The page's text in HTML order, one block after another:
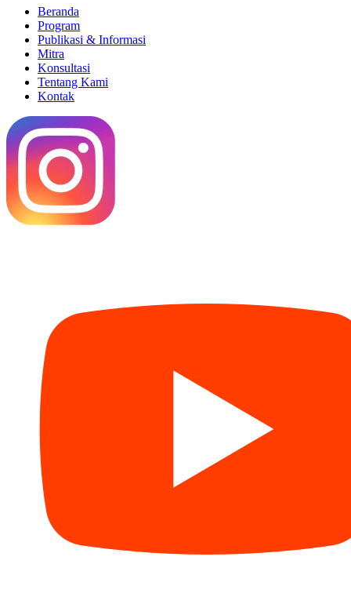
Beranda
Program
Publikasi & Informasi
Mitra
Konsultasi
Tentang Kami
Kontak